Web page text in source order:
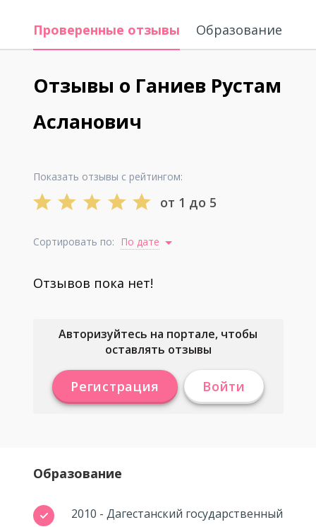
Проверенные отзывы Образование
Отзывы о Ганиев Рустам
Асланович
Показать отзывы с рейтингом:
от 1 до 5
Сортировать по: По дате
Отзывов пока нет!
Авторизуйтесь на портале, чтобы
оставлять отзывы
Регистрация Войти
Образование
2010 - Дагестанский государственный